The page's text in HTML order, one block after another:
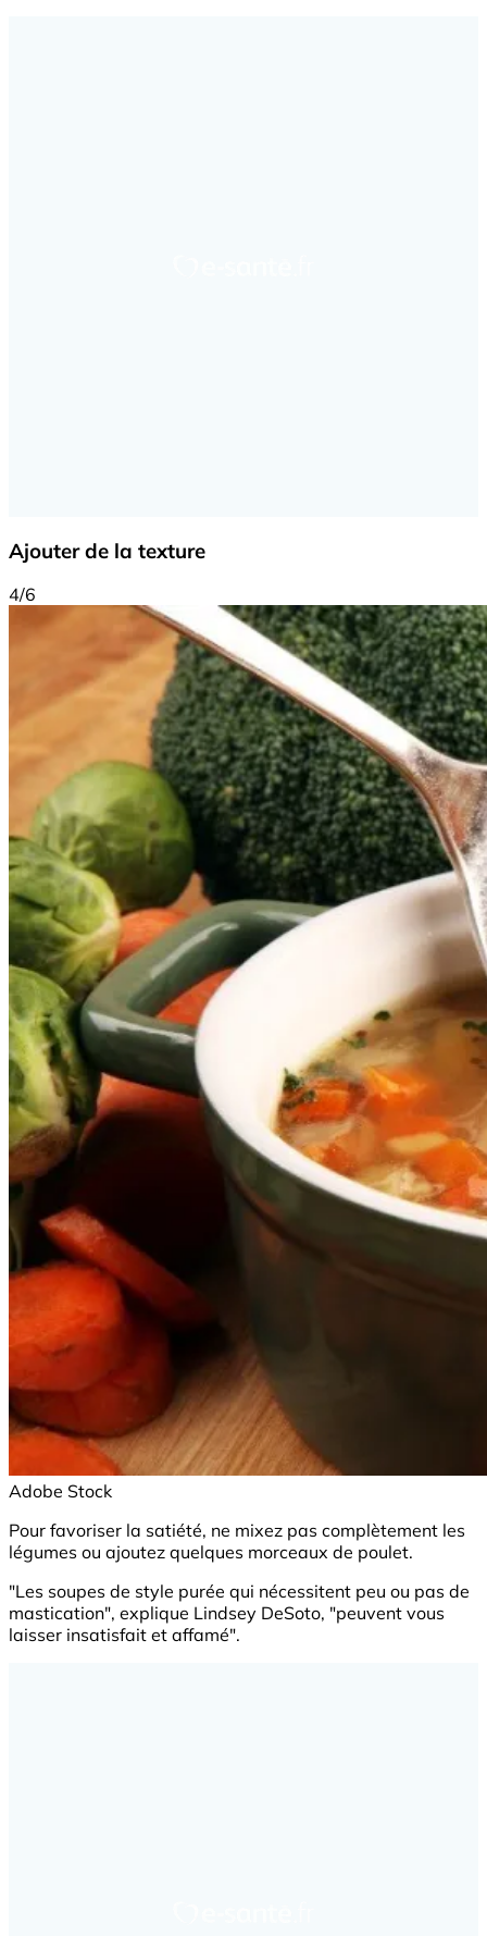
Ajouter de la texture
4/6
Adobe Stock
Pour favoriser la satiété, ne mixez pas complètement les
légumes ou ajoutez quelques morceaux de poulet.
"Les soupes de style purée qui nécessitent peu ou pas de
mastication", explique Lindsey DeSoto, "peuvent vous
laisser insatisfait et affamé".